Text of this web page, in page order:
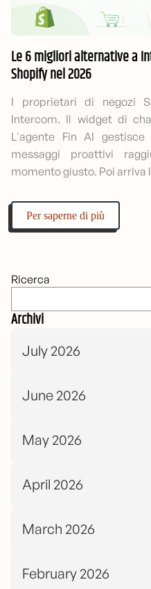
Ricerca
Archivi
July 2026
June 2026
May 2026
April 2026
March 2026
February 2026
Le 6 migliori alternative a
Shopify nel 2026
I proprietari di negozi
Intercom. Il widget di
L'agente Fin AI
messaggi proattivi
momento giusto. Poi arriva
Per saperne di più